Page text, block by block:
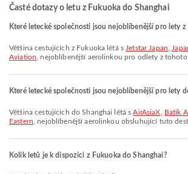
Časté dotazy o letu z Fukuoka do Shanghai
Které letecké společnosti jsou nejoblíbenější pro lety z
Většina cestujících z Fukuoka létá s Jetstar Japan
Aviation , nejoblíbenější aerolinkou pro odlety z tohoto
Které letecké společnosti jsou nejoblíbenější pro lety
Většina cestujících do Shanghai létá sAirAsiaX Batik
Eastern , nejoblíbenější aerolinkou obsluhující tuto
Kolik letů je k dispozici z Fukuoka do Shanghai?